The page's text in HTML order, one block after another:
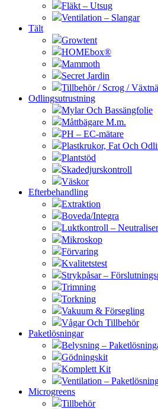
Fläkt – Utsug
Ventilation – Slangar
Tält
Growtent
HOMEbox®
Mammoth
Secret Jardin
Tillbehör / Scrog /
Odlingsutrustning
Mylar Och Bassängfolie
Måttbägare M.m.
PH – EC-mätare
Plastkrukor, Fat Och
Plantstöd
Skadedjurskontroll
Väskor
Efterbehandling
Extraktion
Boveda/Integra
Luktkontroll –
Mikroskop
Förvaring
Kvalitetstest
Strykpåsar –
Trimning
Torkning
Vakuum & Försegling
Vågar Och Tillbehör
Paketlösningar
Belysning –
Gödningskit
Komplett Kit
Ventilation –
Microgreens
Tillbehör